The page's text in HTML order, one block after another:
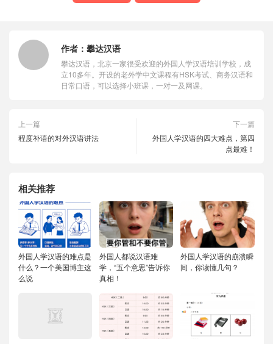
作者： 攀达汉语
攀达汉语，北京一家很受欢迎的外国人学汉语培训学校，成
立10多年。开设的老外学中文课程有HSK考试、商务汉语和
日常口语，可以选择小班课，一对一及网课。
上一篇
程度补语的对外汉语讲法
下一篇
外国人学汉语的四大难点，第四
点最难！
相关推荐
外国人学汉语的难点是
什么？一个美国博主这
么说
外国人都说汉语难
学，“五个意思”告诉你
真相！
外国人学汉语的崩溃瞬
间，你读懂几句？